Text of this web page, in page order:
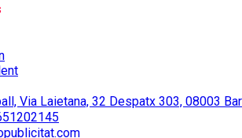
Via Laietana, 32 Despatx 303, 08003